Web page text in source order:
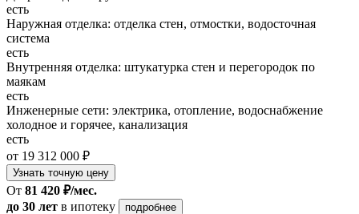
есть
Наружная отделка: отделка стен, отмостки, водосточная
система
есть
Внутренняя отделка: штукатурка стен и перегородок по
маякам
есть
Инженерные сети: электрика, отопление, водоснабжение
холодное и горячее, канализация
есть
от 19 312 000 ₽
Узнать точную цену
От 81 420 ₽/мес.
до 30 лет в ипотеку подробнее